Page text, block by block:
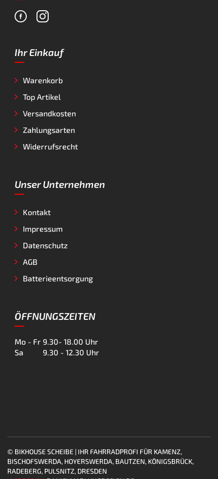
Ihr Einkauf
Warenkorb
Top Artikel
Versandkosten
Zahlungsarten
Widerrufsrecht
Unser Unternehmen
Kontakt
Impressum
Datenschutz
AGB
Batterieentsorgung
ÖFFNUNGSZEITEN
Mo - Fr 9.30- 18.00 Uhr
Sa
9.30 - 12.30 Uhr
© BIKHOUSE SCHEIBE | IHR FAHRRADPROFI FÜR KAMENZ,
BISCHOFSWERDA, HOYERSWERDA, BAUTZEN, KÖNIGSBRÜCK,
RADEBERG, PULSNITZ, DRESDEN